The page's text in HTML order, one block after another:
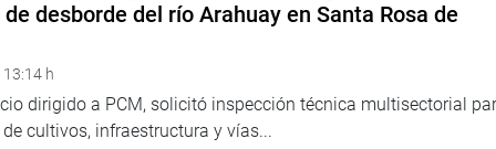
consolidando un diálogo responsable y orientado a
MENDOZA
desborde del río Arahuay en Santa Rosa de
h
dirigido a PCM, solicitó inspección técnica multisectorial
cultivos, infraestructura y vías...